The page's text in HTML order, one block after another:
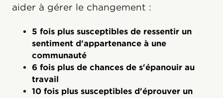
aider à gérer le changement :
5 fois plus susceptibles de ressentir un
sentiment d'appartenance à une
communauté‍
‍6 fois plus de chances de s'épanouir au
travail‍
‍10 fois plus susceptibles d'éprouver un